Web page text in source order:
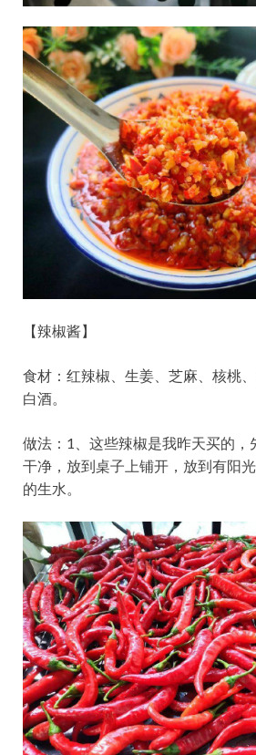
【辣椒酱】
食材：红辣椒、生姜、芝麻、核桃、
白酒。
做法：1、这些辣椒是我昨天买的，
干净，放到桌子上铺开，放到有阳
的生水。